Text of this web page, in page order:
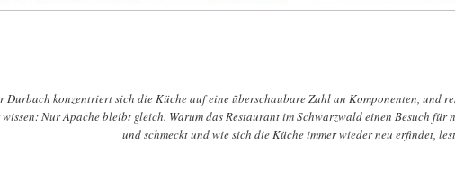
konzentriert sich die Küche auf eine überschaubare Zahl an Komponenten, und
Nur Apache bleibt gleich. Warum das Restaurant im Schwarzwald einen Besuch
und schmeckt und wie sich die Küche immer wieder neu erfindet,